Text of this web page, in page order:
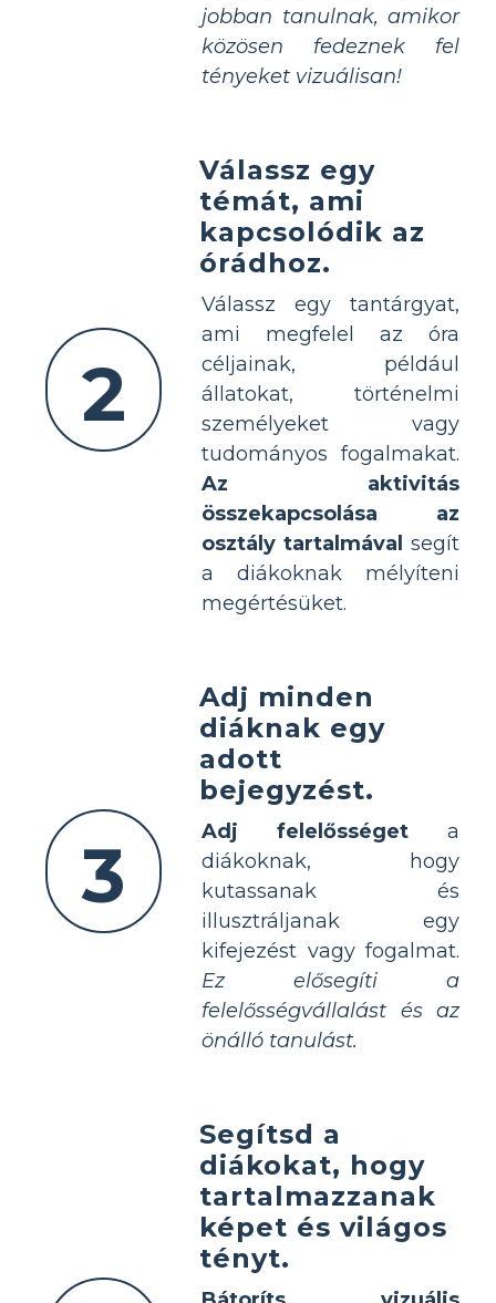
jobban tanulnak, amikor
közösen fedeznek fel
tényeket vizuálisan!
2
Válassz egy
témát, ami
kapcsolódik az
órádhoz.
Válassz egy tantárgyat,
ami megfelel az óra
céljainak, például
állatokat, történelmi
személyeket vagy
tudományos fogalmakat.
Az aktivitás
összekapcsolása az
osztály tartalmával segít
a diákoknak mélyíteni
megértésüket.
3
Adj minden
diáknak egy
adott
bejegyzést.
Adj felelősséget a
diákoknak, hogy
kutassanak és
illusztráljanak egy
kifejezést vagy fogalmat.
Ez elősegíti a
felelősségvállalást és az
önálló tanulást.
Segítsd a
diákokat, hogy
tartalmazzanak
képet és világos
tényt.